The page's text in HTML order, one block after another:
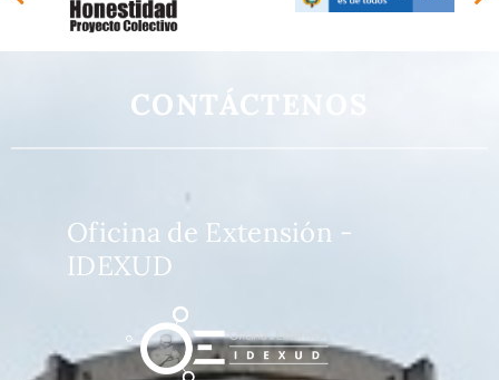
CONTÁCTENOS
Oficina de Extensión -
IDEXUD